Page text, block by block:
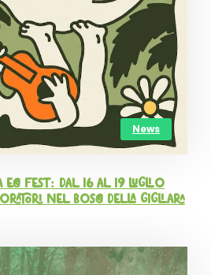
News
Eco Fest: dal 16 al 19 luglio
nel Bosco della Gigliara